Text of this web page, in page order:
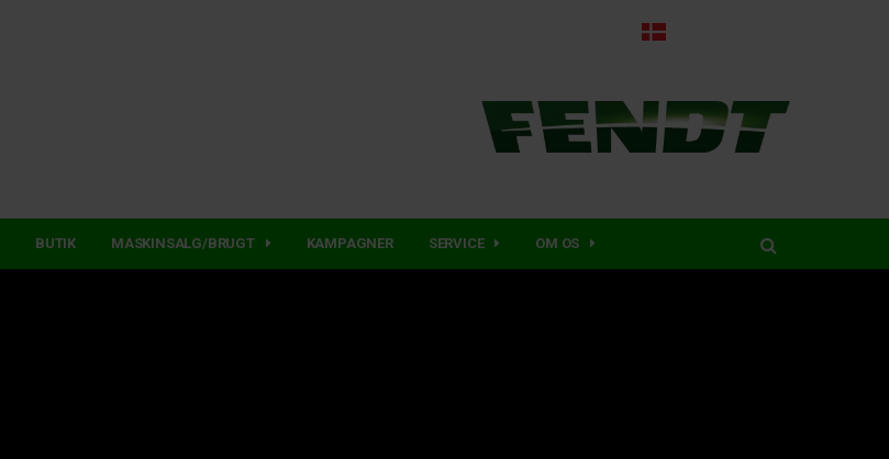
BUTIK MASKINSALG/BRUGT KAMPAGNER SERVICE OM OS